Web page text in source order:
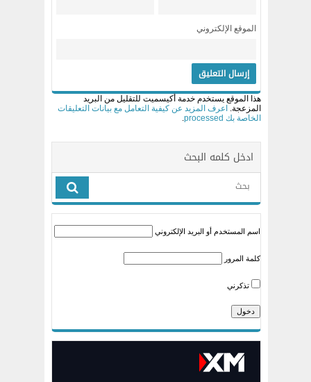
الموقع الإلكتروني
هذا الموقع يستخدم خدمة أكيسميت للتقليل من البريد
المزعجة. اعرف المزيد عن كيفية التعامل مع بيانات التعليقات
الخاصة بك processed
ادخل كلمه البحث
اسم المستخدم أو البريد الإلكتروني
كلمة المرور
تذكرني